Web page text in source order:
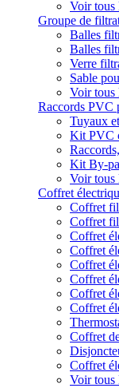
Voir tous
Groupe de
Balles
Balles
Verre
Sable
Voir tous
Raccords PVC
Tuyaux
Kit PVC
Kit By-
Voir tous
Coffret
Coffret
Coffret
Coffret
Coffret
Coffret
Coffret
Coffret
Coffret
Coffret
Coffret
Voir tous